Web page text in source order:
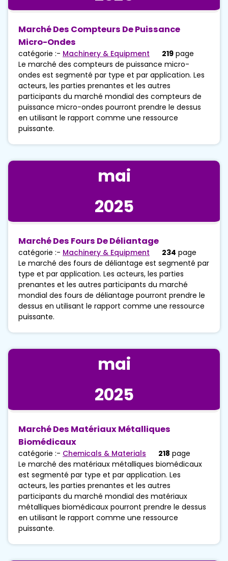
Marché Des Compteurs De Puissance
Micro-Ondes
catégorie :- Machinery & Equipment 219 page
Le marché des compteurs de puissance micro-
ondes est segmenté par type et par application. Les
acteurs, les parties prenantes et les autres
participants du marché mondial des compteurs de
puissance micro-ondes pourront prendre le dessus
en utilisant le rapport comme une ressource
puissante.
mai
2025
Marché Des Fours De Déliantage
catégorie :- Machinery & Equipment 234 page
Le marché des fours de déliantage est segmenté par
type et par application. Les acteurs, les parties
prenantes et les autres participants du marché
mondial des fours de déliantage pourront prendre le
dessus en utilisant le rapport comme une ressource
puissante.
mai
2025
Marché Des Matériaux Métalliques
Biomédicaux
catégorie :- Chemicals & Materials 218 page
Le marché des matériaux métalliques biomédicaux
est segmenté par type et par application. Les
acteurs, les parties prenantes et les autres
participants du marché mondial des matériaux
métalliques biomédicaux pourront prendre le dessus
en utilisant le rapport comme une ressource
puissante.